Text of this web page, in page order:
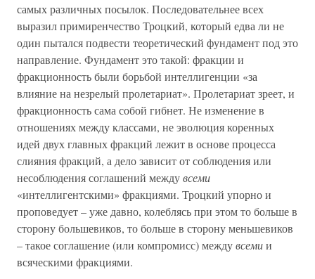
самых различных посылок. Последовательнее всех
выразил примиренчество Троцкий, который едва ли не
один пытался подвести теоретический фундамент под это
направление. Фундамент это такой: фракции и
фракционность были борьбой интеллигенции «за
влияние на незрелый пролетариат». Пролетариат зреет, и
фракционность сама собой гибнет. Не изменение в
отношениях между классами, не эволюция коренных
идей двух главных фракций лежит в основе процесса
слияния фракций, а дело зависит от соблюдения или
несоблюдения соглашений междувсеми
«интеллигентскими» фракциями. Троцкий упорно и
проповедует – уже давно, колеблясь при этом то больше в
сторону большевиков, то больше в сторону меньшевиков
– такое соглашение (или компромисс) междувсемии
всяческими фракциями.